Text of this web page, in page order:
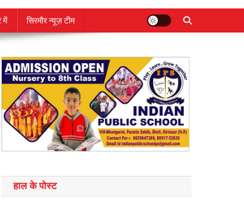
में सिरमौर न्यूज़ टीम
हाल के पोस्ट